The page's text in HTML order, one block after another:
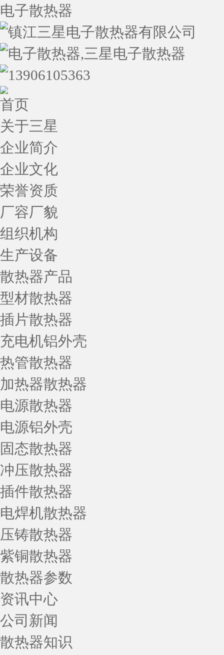
电子散热器
首页
关于三星
企业简介
企业文化
荣誉资质
厂容厂貌
组织机构
生产设备
散热器产品
型材散热器
插片散热器
充电机铝外壳
热管散热器
加热器散热器
电源散热器
电源铝外壳
固态散热器
冲压散热器
插件散热器
电焊机散热器
压铸散热器
紫铜散热器
散热器参数
资讯中心
公司新闻
散热器知识